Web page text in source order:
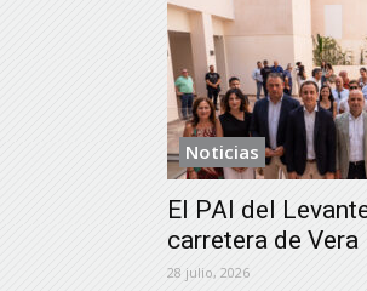
Noticias
El PAI del
carretera de Vera
28 julio, 2026